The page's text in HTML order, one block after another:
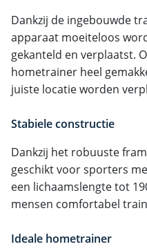
Dankzij de ingebouwde
apparaat moeiteloos
gekanteld en verplaatst.
hometrainer heel
juiste locatie worden
Stabiele constructie
Dankzij het robuuste
geschikt voor sporters
een lichaamslengte tot
mensen comfortabel
Ideale hometrainer